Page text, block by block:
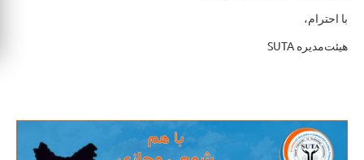
با احترام،
هیئت‌مدیره SUTA